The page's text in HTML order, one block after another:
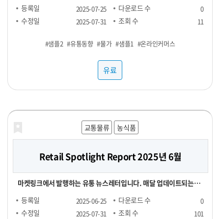
Spotlight 7월호 자료를 동영상으로 제작한 파일
등록일 2025-07-25 다운로드 수 0
수정일 2025-07-31 조회 수 11
#샘플2 #유통동향 #물가 #샘플1 #온라인커머스
유료
교통물류 농식품
Retail Spotlight Report 2025년 6월
마켓링크에서 발행하는 유통 뉴스레터입니다. 매달 업데이트되는
Retail Spotlight Report를 통해 최신 비즈니스 소식과 유용한 정
보를 전달해드립니다. -■ 25년 6월 분석 주제 : 단백질(프로틴) -■
등록일 2025-06-25 다운로드 수 0
수정일 2025-07-31 조회 수 101